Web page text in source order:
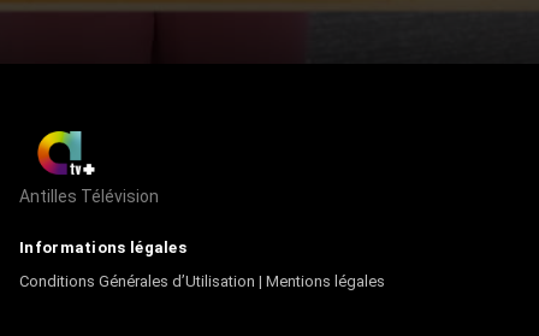
Antilles Télévision
Informations légales
Conditions Générales d’Utilisation | Mentions légales